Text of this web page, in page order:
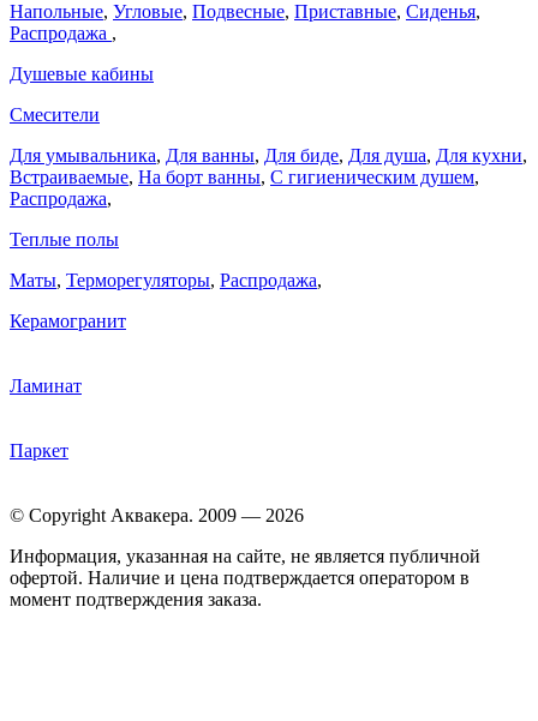
Напольные, Угловые, Подвесные, Приставные, Сиденья,
Распродажа ,
Душевые кабины
Смесители
Для умывальника, Для ванны, Для биде, Для душа, Для кухни,
Встраиваемые, На борт ванны, C гигиеническим душем,
Распродажа,
Теплые полы
Маты, Терморегуляторы, Распродажа,
Керамогранит
Ламинат
Паркет
© Copyright Аквакера. 2009 — 2026
Информация, указанная на сайте, не является публичной
офертой. Наличие и цена подтверждается оператором в
момент подтверждения заказа.